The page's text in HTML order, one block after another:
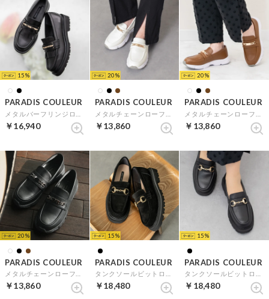
15
PARADIS COULEUR
￥16,940
20
PARADIS COULEUR
￥13,860
20
PARADIS COULEUR
￥13,860
20
PARADIS COULEUR
￥13,860
15
PARADIS COULEUR
￥18,480
15
PARADIS COULEUR
￥18,480